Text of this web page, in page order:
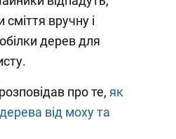
вручну і
дерев для
розповідав про те, як
від моху та